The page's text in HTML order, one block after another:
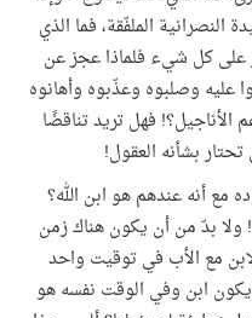
الملفّقة، فما الذي
على كل شيء فلماذا عجز عن
عليه وصلبوه وعذّبوه وأهانوه
فهل تريد تناقضًا
بشأنه العقول!
مع أنه عندهم هو ابن الله؟
ولا بدّ من أن يكون هناك زمن
مع الأب في توقيت واحد
ابن وفي الوقت نفسه هو